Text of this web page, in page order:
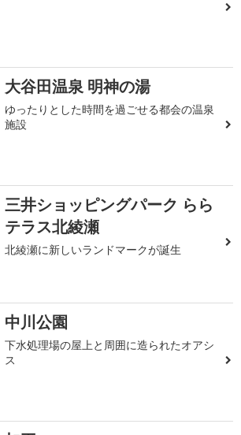
大谷田温泉 明神の湯
ゆったりとした時間を過ごせる都会の温泉
施設
三井ショッピングパーク らら
テラス北綾瀬
北綾瀬に新しいランドマークが誕生
中川公園
下水処理場の屋上と周囲に造られたオアシ
ス